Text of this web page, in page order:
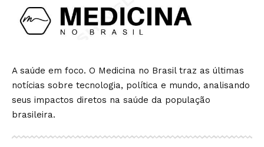
A saúde em foco. O Medicina no Brasil traz as últimas
notícias sobre tecnologia, política e mundo, analisando
seus impactos diretos na saúde da população
brasileira.